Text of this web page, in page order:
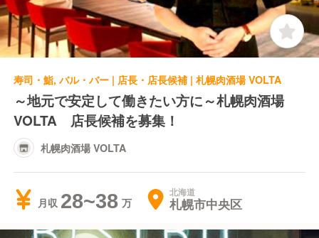
寿司・鮨, バル・バー | 店長・店長候補 | 札幌肉酒場 VOLTA
～地元で安定して働きたい方に～札幌肉酒場
VOLTA 店長候補を募集！
札幌肉酒場 VOLTA
月収 28~38 北海道
札幌市中央区